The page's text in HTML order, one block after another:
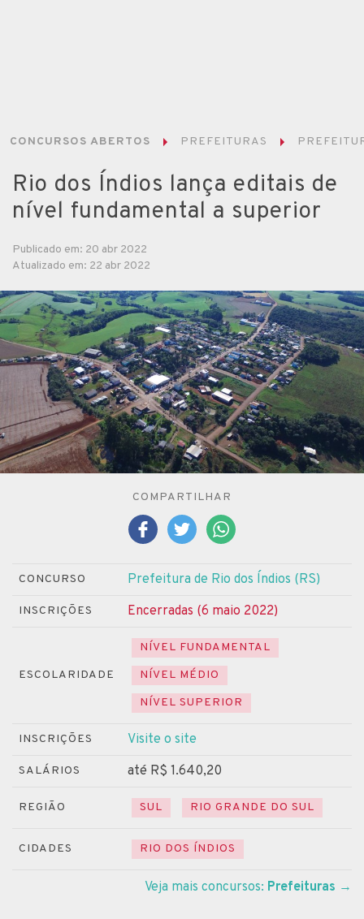
CONCURSOS ABERTOS PREFEITURAS
Rio dos Índios lança editais de
nível fundamental a superior
Publicado em: 20 abr 2022
Atualizado em: 22 abr 2022
COMPARTILHAR
CONCURSO Prefeitura de Rio dos Índios (RS)
INSCRIÇÕES Encerradas (6 maio 2022)
ESCOLARIDADE
NÍVEL FUNDAMENTAL
NÍVEL MÉDIO
NÍVEL SUPERIOR
INSCRIÇÕES Visite o site
SALÁRIOS até R$ 1.640,20
REGIÃO SUL RIO GRANDE DO SUL
CIDADES RIO DOS ÍNDIOS
Veja mais concursos: Prefeituras →